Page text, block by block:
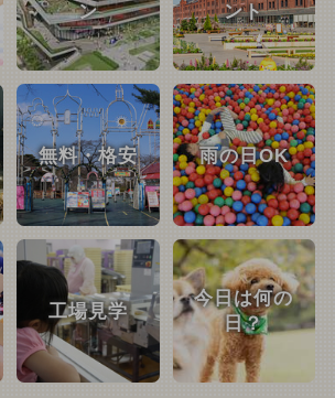
ン
ント
無料・格安 雨の日OK
工場見学
今日は何の
日？